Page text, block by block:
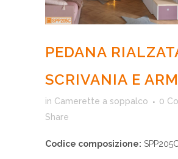
PEDANA
SCRIVANIA E
in Camerette a soppalco
0
Share
Codice composizione: